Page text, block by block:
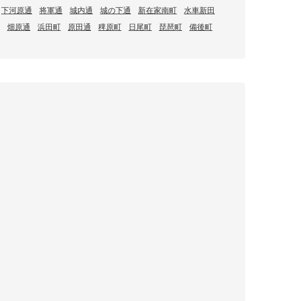
下河原通 将軍通 城内通 城の下通 新在家南町
水車新田
畑原通 浜田町 原田通 稗原町 日尾町 琵琶町
備後町